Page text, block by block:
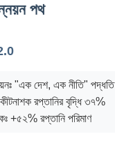
পথ
"এক দেশ, এক নীতি" পদ্ধতি
রপ্তানির বৃদ্ধি ৩৭%
+৫২% রপ্তানি পরিমাণ